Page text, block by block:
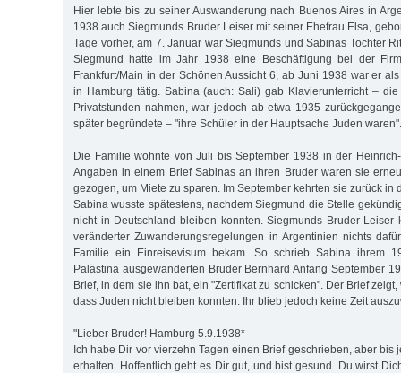
Hier lebte bis zu seiner Auswanderung nach Buenos Aires in
1938 auch Siegmunds Bruder Leiser mit seiner Ehefrau Elsa,
Tage vorher, am 7. Januar war Siegmunds und Sabinas Tochter
Siegmund hatte im Jahr 1938 eine Beschäftigung bei der
Frankfurt/Main in der Schönen Aussicht 6, ab Juni 1938 war er
in Hamburg tätig. Sabina (auch: Sali) gab Klavierunterricht –
Privatstunden nahmen, war jedoch ab etwa 1935
später begründete – "ihre Schüler in der Hauptsache Juden waren".
Die Familie wohnte von Juli bis September 1938 in der
Angaben in einem Brief Sabinas an ihren Bruder waren sie
gezogen, um Miete zu sparen. Im September kehrten sie zurück in
Sabina wusste spätestens, nachdem Siegmund die Stelle
nicht in Deutschland bleiben konnten. Siegmunds Bruder Leiser
veränderter Zuwanderungsregelungen in Argentinien nichts
Familie ein Einreisevisum bekam. So schrieb Sabina ihrem
Palästina ausgewanderten Bruder Bernhard Anfang September
Brief, in dem sie ihn bat, ein "Zertifikat zu schicken". Der Brief
dass Juden nicht bleiben konnten. Ihr blieb jedoch keine Zeit
"Lieber Bruder! Hamburg 5.9.1938*
Ich habe Dir vor vierzehn Tagen einen Brief geschrieben, aber bis
erhalten. Hoffentlich geht es Dir gut, und bist gesund. Du wirst